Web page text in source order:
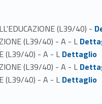
(L39/40) - Link identifier #identifier_person_94790-1
(L39/40) - A - L Link identifier #identifier_person_137063-2
(L39/40) - A - L Link identifier #identifier_person_71139-3
Dettaglio
(L39/40) - A - L Link identifier #identifier_person_161564-4
(L39/40) - A - L Link identifier #identifier_person_136473-5
Dettaglio